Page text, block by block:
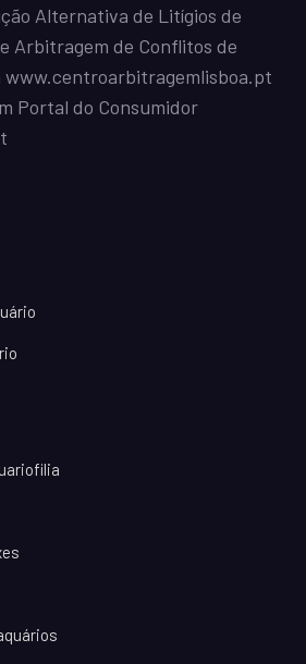
Alternativa de Litígios de
Arbitragem de Conflitos de
www.centroarbitragemlisboa.pt
Portal do Consumidor